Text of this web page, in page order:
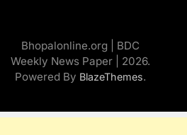
Bhopalonline.org | BDC
Weekly News Paper | 2026.
Powered By BlazeThemes.